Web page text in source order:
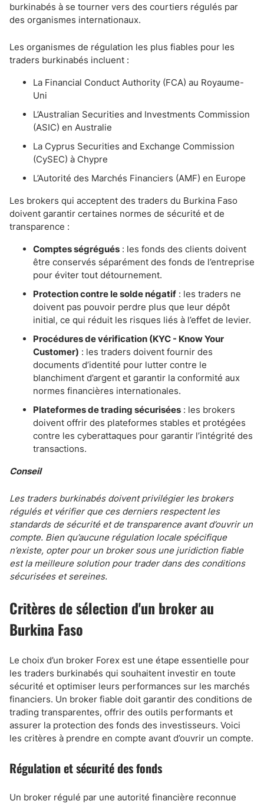
burkinabés à se tourner vers des courtiers régulés par
des organismes internationaux.
Les organismes de régulation les plus fiables pour les
traders burkinabés incluent :
La Financial Conduct Authority (FCA) au Royaume-
Uni
L’Australian Securities and Investments Commission
(ASIC) en Australie
La Cyprus Securities and Exchange Commission
(CySEC) à Chypre
L’Autorité des Marchés Financiers (AMF) en Europe
Les brokers qui acceptent des traders du Burkina Faso
doivent garantir certaines normes de sécurité et de
transparence :
Comptes ségrégués : les fonds des clients doivent
être conservés séparément des fonds de l’entreprise
pour éviter tout détournement.
Protection contre le solde négatif : les traders ne
doivent pas pouvoir perdre plus que leur dépôt
initial, ce qui réduit les risques liés à l’effet de levier.
Procédures de vérification (KYC - Know Your
Customer) : les traders doivent fournir des
documents d’identité pour lutter contre le
blanchiment d’argent et garantir la conformité aux
normes financières internationales.
Plateformes de trading sécurisées : les brokers
doivent offrir des plateformes stables et protégées
contre les cyberattaques pour garantir l’intégrité des
transactions.
Conseil
Les traders burkinabés doivent privilégier les brokers
régulés et vérifier que ces derniers respectent les
standards de sécurité et de transparence avant d’ouvrir un
compte. Bien qu’aucune régulation locale spécifique
n’existe, opter pour un broker sous une juridiction fiable
est la meilleure solution pour trader dans des conditions
sécurisées et sereines.
Critères de sélection d'un broker au
Burkina Faso
Le choix d’un broker Forex est une étape essentielle pour
les traders burkinabés qui souhaitent investir en toute
sécurité et optimiser leurs performances sur les marchés
financiers. Un broker fiable doit garantir des conditions de
trading transparentes, offrir des outils performants et
assurer la protection des fonds des investisseurs. Voici
les critères à prendre en compte avant d’ouvrir un compte.
Régulation et sécurité des fonds
Un broker régulé par une autorité financière reconnue